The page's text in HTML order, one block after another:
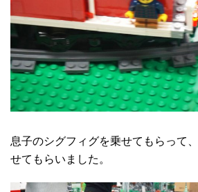
息子のシグフィグを乗せてもらって
せてもらいました。